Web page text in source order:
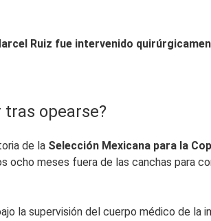
Ruiz fue intervenido
tras opearse?
de la Selección Mexicana para la
meses fuera de las canchas para
la supervisión del cuerpo médico de la